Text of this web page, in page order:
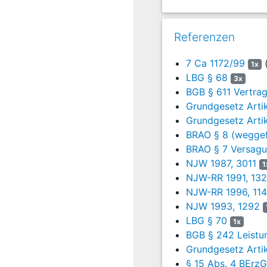
Auch nachdem der
den
der
Der Beklagte hat
die Klage
Das Arbeitsgericht
ihm am 19.07.1999
Er wiederholt und
Der Beklagte beantragt,
das Urteil
Der Kläger beantragt,
Referenzen
7 Ca 1172/99 1x
LBG § 68
3x
BGB § 611
Grundgesetz
Grundgesetz
BRAO § 8
BRAO § 7
NJW 1987, 3011
NJW-RR 1991,
NJW-RR 1996,
NJW 1993, 1292
LBG § 70
1x
BGB § 242
Grundgesetz
§ 15 Abs. 4